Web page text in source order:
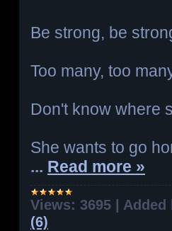
Be strong, be
Too many, too
Don't know where
She wants to go
... Read more »
Views: 3695 | Added
(6)